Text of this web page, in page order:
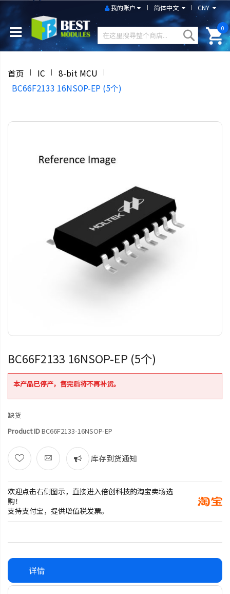
CNY
简体中文
我的账户
0
首页 IC
8-bit MCU
BC66F2133 16NSOP-EP (5个)
BC66F2133 16NSOP-EP (5个)
本产品已停产，售完后将不再补货。
缺货
Product IDBC66F2133-16NSOP-EP
库存到货通知
欢迎点击右侧图示，直接进入倍创科技的淘宝卖场选
购！
支持支付宝，提供增值税发票。
详情